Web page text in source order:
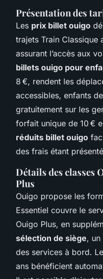
Présentation des
Les prix billet ouigo
trajets Train Classique
assurant l’accès aux
billets ouigo pour
8 €, rendent les
accessibles, enfants
gratuitement sur les
forfait unique de 10 €
réduits billet ouigo
des frais étant
Détails des classes
Plus
Ouigo propose les
Essentiel couvre le
Ouigo Plus, en
sélection de siège, un
des services à bord.
ans bénéficient